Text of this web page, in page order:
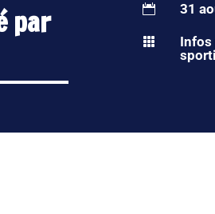
par
 31
 Infos